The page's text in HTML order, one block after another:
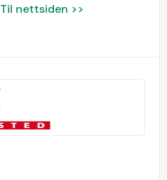
Til nettsiden >>